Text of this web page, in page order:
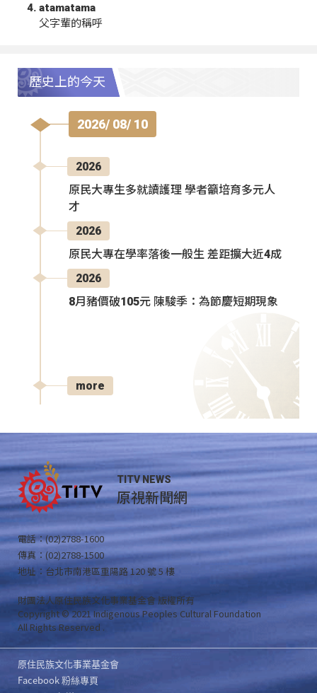
atamatama
父字輩的稱呼
歷史上的今天
2026/ 08/ 10
2026
原民大專生多就讀護理 學者籲培育多元人
才
2026
原民大專在學率落後一般生 差距擴大近4成
2026
8月豬價破105元 陳駿季：為節慶短期現象
more
TITV NEWS
原視新聞網
電話：(02)2788-1600
傳真：(02)2788-1500
地址：台北市南港區重陽路 120 號 5 樓
財團法人原住民族文化事業基金會 版權所有
Copyright © 2021 Indigenous Peoples Cultural Foundation
All Rights Reserved .
原住民族文化事業基金會
Facebook 粉絲專頁